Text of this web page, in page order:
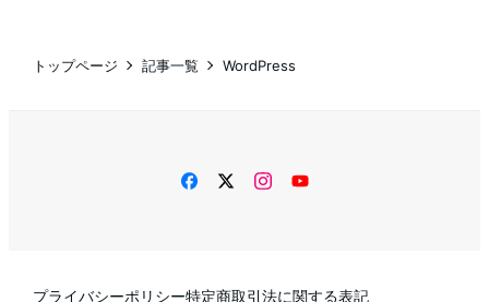
トップページ 記事一覧 WordPress
facebooktwitterinstagram
YouTube
プライバシーポリシー特定商取引法に関する表記